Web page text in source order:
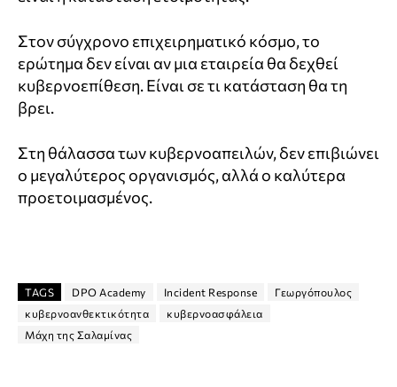
Στον σύγχρονο επιχειρηματικό κόσμο, το
ερώτημα δεν είναι αν μια εταιρεία θα δεχθεί
κυβερνοεπίθεση. Είναι σε τι κατάσταση θα τη
βρει.
Στη θάλασσα των κυβερνοαπειλών, δεν επιβιώνει
ο μεγαλύτερος οργανισμός, αλλά ο καλύτερα
προετοιμασμένος.
TAGS DPO Academy Incident Response
Γεωργόπουλος
κυβερνοανθεκτικότητα
κυβερνοασφάλεια
Μάχη της Σαλαμίνας